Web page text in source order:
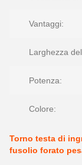
Vantaggi:
Larghezza
Potenza:
Colore:
Torno testa di
fusolio forato